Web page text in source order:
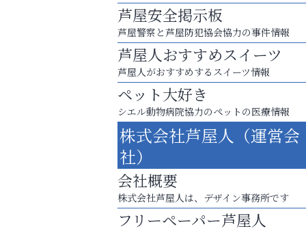
猫背･側弯、背骨の歪みを
整えませんか？
そうさくてっぱん樹々
芦屋安全掲示板
芦屋警察と芦屋防犯協会協力の事件情報
芦屋人おすすめスイーツ
芦屋人がおすすめするスイーツ情報
ペット大好き
シエル動物病院協力のペットの医療情報
株式会社芦屋人（運営会
社）
会社概要
株式会社芦屋人は、デザイン事務所です
フリーペーパー芦屋人